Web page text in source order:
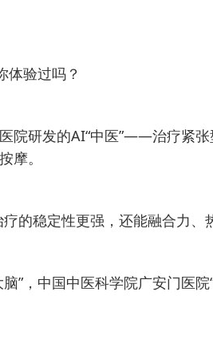
体验过吗？
院研发的AI“中医”——治疗紧
摩。
的稳定性更强，还能融合力
”，中国中医科学院广安门医